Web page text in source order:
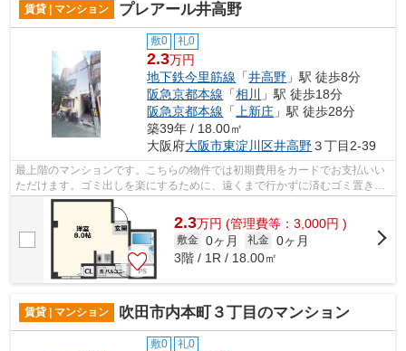
賃貸 | マンション プレアール井高野
敷0 礼0
2.3万円
地下鉄今里筋線 「井高野 」駅 徒歩8分
阪急京都本線 「相川
」駅 徒歩18分
阪急京都本線 「 上新庄 」駅 徒歩28分
築39年 / 18.00㎡
大阪府大阪市東淀川区井高野３丁目2-39
最上階のマンションです。こちらの物件では初期費用をカードでお支払いい
ただけます。ゴミ出しを楽にするために、遠くまで行かずに済むゴミ置き場
を共用部に設置しています。揺れに強...
2.3万円 (管理費等：3,000円 )
敷金 0ヶ月 礼金 0ヶ月
3階 / 1R / 18.00㎡
賃貸 | マンション 吹田市内本町３丁目のマンション
敷0 礼0